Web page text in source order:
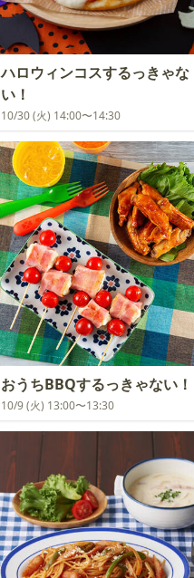
ハロウィンコスするっきゃな
い！
10/30 (火) 14:00〜14:30
おうちBBQするっきゃない！
10/9 (火) 13:00〜13:30